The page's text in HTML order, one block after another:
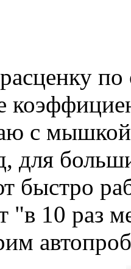
с мышкой
для
быстро
"в 10 раз